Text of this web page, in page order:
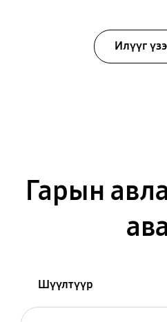
Илүүг
Гарын
Шүүлтүүр